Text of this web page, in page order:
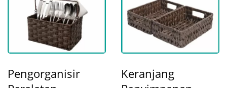
Pengorganisir
Keranjang